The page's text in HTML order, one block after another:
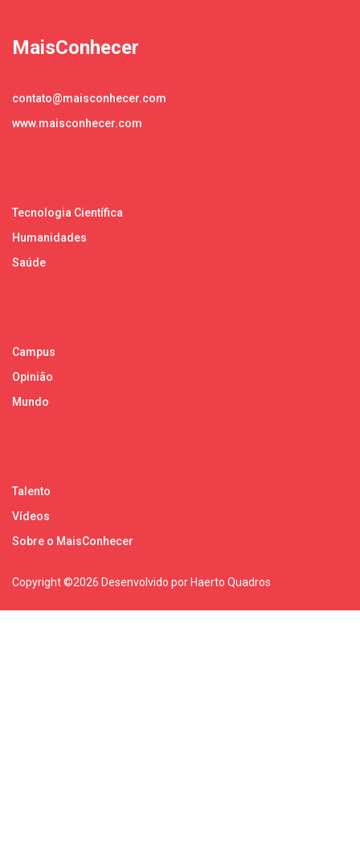
MaisConhecer
contato@maisconhecer.com
www.maisconhecer.com
Tecnologia Científica
Humanidades
Saúde
Campus
Opinião
Mundo
Talento
Vídeos
Sobre o MaisConhecer
Copyright ©2026 Desenvolvido por Haerto Quadros